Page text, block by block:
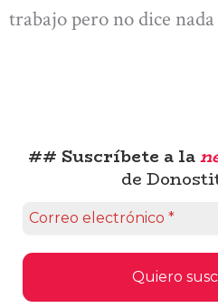
trabajo pero no dice
## Suscríbete a la
de